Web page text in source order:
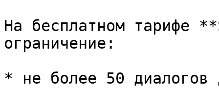
На бесплатном тарифе
ограничение:
* не более 50 диалогов